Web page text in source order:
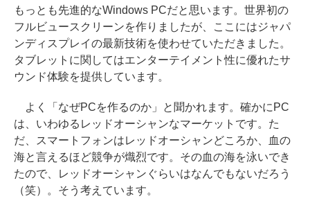
もっとも先進的なWindows PCだと思います。世界初の
フルビュースクリーンを作りましたが、ここにはジャパ
ンディスプレイの最新技術を使わせていただきました。
タブレットに関してはエンターテイメント性に優れたサ
ウンド体験を提供しています。
よく「なぜPCを作るのか」と聞かれます。確かにPC
は、いわゆるレッドオーシャンなマーケットです。た
だ、スマートフォンはレッドオーシャンどころか、血の
海と言えるほど競争が熾烈です。その血の海を泳いでき
たので、レッドオーシャンぐらいはなんでもないだろう
（笑）。そう考えています。